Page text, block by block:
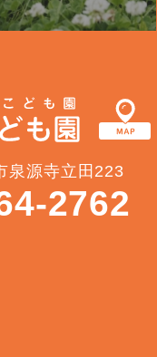
泉源寺立田223
2762